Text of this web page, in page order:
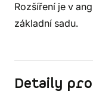
Rozšíření je v
základní sadu.
Detaily